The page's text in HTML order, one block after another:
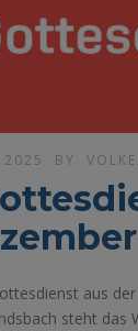
2025 BY
aus
steht das